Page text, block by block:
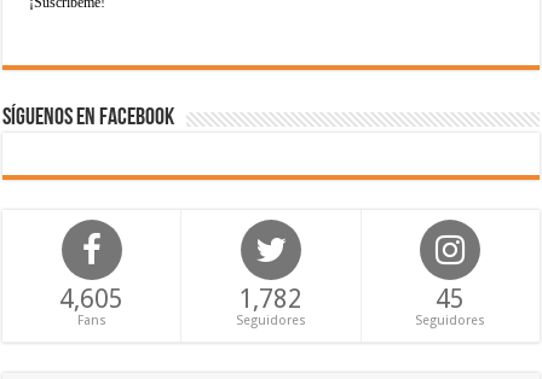
Síguenos en Facebook
4,605
Fans
1,782
Seguidores
45
Seguidores